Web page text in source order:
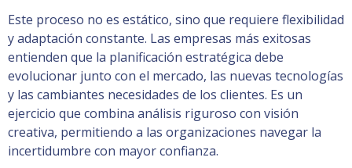
Este proceso no es estático, sino que requiere flexibilidad
y adaptación constante. Las empresas más exitosas
entienden que la planificación estratégica debe
evolucionar junto con el mercado, las nuevas tecnologías
y las cambiantes necesidades de los clientes. Es un
ejercicio que combina análisis riguroso con visión
creativa, permitiendo a las organizaciones navegar la
incertidumbre con mayor confianza.